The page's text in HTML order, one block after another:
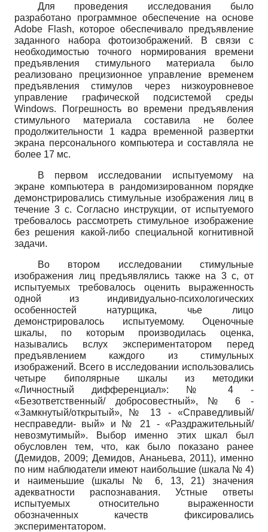
Для проведения исследования было
разработано программное обеспечение на основе
Adobe
Flash, которое обеспечивало предъявление
заданного набора фотоизображений. В связи с
необходимостью точного нормирования времени
предъявления стимульного материала было
реализовано прецизионное управление временем
предъявления стимулов через низкоуровневое
управление графической подсистемой среды
Windows.
Погрешность во времени предъявления
стимульного материала составила не более
продолжительности 1 кадра временной развертки
экрана персонального компьютера и составляла не
более 17 мс.
В первом исследовании испытуемому на
экране компьютера в рандомизированном порядке
демонстрировались стимульные изображения лиц в
течение 3 с. Согласно инструкции, от испытуемого
требовалось рассмотреть стимульное изображение
без решения какой-либо специальной когнитивной
задачи.
Во втором исследовании стимульные
изображения лиц предъявлялись также на 3 с, от
испытуемых требовалось оценить выраженность
одной из индивидуально-психологических
особенностей натурщика, чье лицо
демонстрировалось испытуемому. Оценочные
шкалы, по которым производилась оценка,
назывались вслух экспериментатором перед
предъявлением каждого из стимульных
изображений. Всего в исследовании использовались
четыре биполярные шкалы из методики
«Личностный дифференциал»: № 4 -
«Безответственный/ добросовестный», № 6 -
«Замкнутый/открытый», № 13 - «Справедливый/
несправедли- вый» и № 21 - «Раздражительный/
невозмутимый». Выбор именно этих шкал был
обусловлен тем, что, как было показано ранее
(Демидов, 2009; Демидов, Ананьева, 2011), именно
по ним наблюдатели имеют наибольшие (шкала № 4)
и наименьшие (шкалы № 6, 13, 21) значения
адекватности распознавания. Устные ответы
испытуемых относительно выраженности
обозначенных качеств фиксировались
экспериментатором.